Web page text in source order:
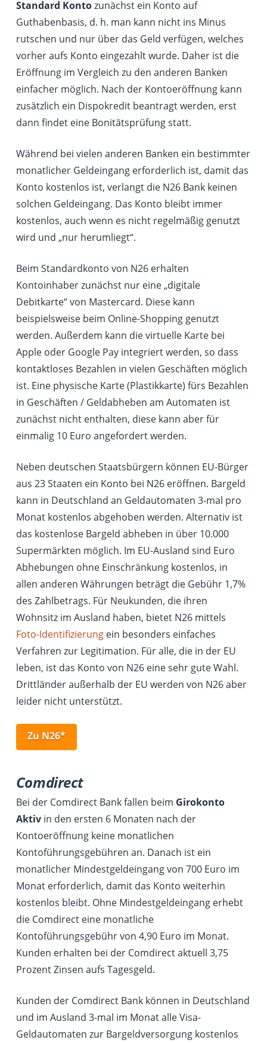
Standard Kontozunächst ein Konto auf
Guthabenbasis, d. h. man kann nicht ins Minus
rutschen und nur über das Geld verfügen, welches
vorher aufs Konto eingezahlt wurde. Daher ist die
Eröffnung im Vergleich zu den anderen Banken
einfacher möglich. Nach der Kontoeröffnung kann
zusätzlich ein Dispokredit beantragt werden, erst
dann findet eine Bonitätsprüfung statt.
Während bei vielen anderen Banken ein bestimmter
monatlicher Geldeingang erforderlich ist, damit das
Konto kostenlos ist, verlangt die N26 Bank keinen
solchen Geldeingang. Das Konto bleibt immer
kostenlos, auch wenn es nicht regelmäßig genutzt
wird und „nur herumliegt“.
Beim Standardkonto von N26 erhalten
Kontoinhaber zunächst nur eine „digitale
Debitkarte“ von Mastercard. Diese kann
beispielsweise beim Online-Shopping genutzt
werden. Außerdem kann die virtuelle Karte bei
Apple oder Google Pay integriert werden, so dass
kontaktloses Bezahlen in vielen Geschäften möglich
ist. Eine physische Karte (Plastikkarte) fürs Bezahlen
in Geschäften / Geldabheben am Automaten ist
zunächst nicht enthalten, diese kann aber für
einmalig 10 Euro angefordert werden.
Neben deutschen Staatsbürgern können EU-Bürger
aus 23 Staaten ein Konto bei N26 eröffnen. Bargeld
kann in Deutschland an Geldautomaten 3-mal pro
Monat kostenlos abgehoben werden. Alternativ ist
das kostenlose Bargeld abheben in über 10.000
Supermärkten möglich. Im EU-Ausland sind Euro
Abhebungen ohne Einschränkung kostenlos, in
allen anderen Währungen beträgt die Gebühr 1,7%
des Zahlbetrags. Für Neukunden, die ihren
Wohnsitz im Ausland haben, bietet N26 mittels
Foto-Identifizierungein besonders einfaches
Verfahren zur Legitimation. Für alle, die in der EU
leben, ist das Konto von N26 eine sehr gute Wahl.
Drittländer außerhalb der EU werden von N26 aber
leider nicht unterstützt.
Zu N26*
Comdirect
Bei der Comdirect Bank fallen beim Girokonto
Aktivin den ersten 6 Monaten nach der
Kontoeröffnung keine monatlichen
Kontoführungsgebühren an. Danach ist ein
monatlicher Mindestgeldeingang von 700 Euro im
Monat erforderlich, damit das Konto weiterhin
kostenlos bleibt. Ohne Mindestgeldeingang erhebt
die Comdirect eine monatliche
Kontoführungsgebühr von 4,90 Euro im Monat.
Kunden erhalten bei der Comdirect aktuell 3,75
Prozent Zinsen aufs Tagesgeld.
Kunden der Comdirect Bank können in Deutschland
und im Ausland 3-mal im Monat alle Visa-
Geldautomaten zur Bargeldversorgung kostenlos